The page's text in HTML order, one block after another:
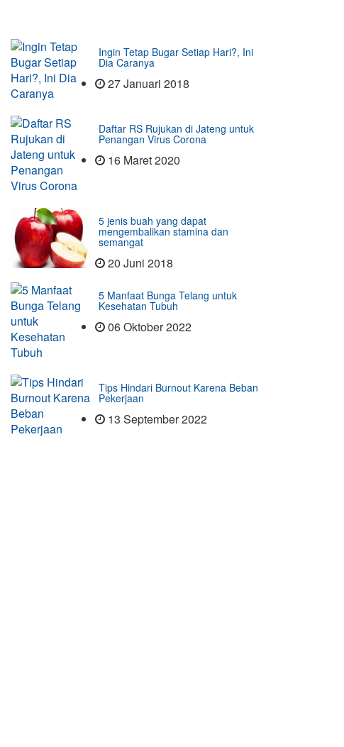
Ingin Tetap Bugar Setiap Hari?, Ini
Dia Caranya
27 Januari 2018
Daftar RS Rujukan di Jateng untuk
Penangan Virus Corona
16 Maret 2020
5 jenis buah yang dapat
mengembalikan stamina dan
semangat
20 Juni 2018
5 Manfaat Bunga Telang untuk
Kesehatan Tubuh
06 Oktober 2022
Tips Hindari Burnout Karena Beban
Pekerjaan
13 September 2022